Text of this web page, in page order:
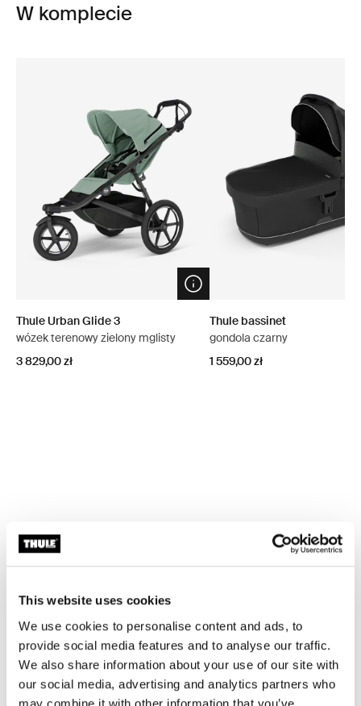
This website uses cookies
We use cookies to personalise content and ads, to
provide social media features and to analyse our traffic.
We also share information about your use of our site with
our social media, advertising and analytics partners who
may combine it with other information that you’ve
W komplecie
Open info modal
Thule Urban Glide 3
wózek terenowy zielony mglisty
3 829,00 zł
Thule bassinet
gondola czarny
1 559,00 zł